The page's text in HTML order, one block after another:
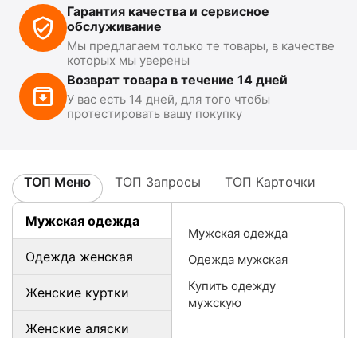
Гарантия качества и сервисное
обслуживание
Мы предлагаем только те товары, в качестве
которых мы уверены
Возврат товара в течение 14 дней
У вас есть 14 дней, для того чтобы
протестировать вашу покупку
ТОП Меню ТОП Запросы ТОП Карточки
Мужская одежда
Одежда женская
Женские куртки
Женские аляски
Мужская одежда
Одежда мужская
Купить одежду
мужскую